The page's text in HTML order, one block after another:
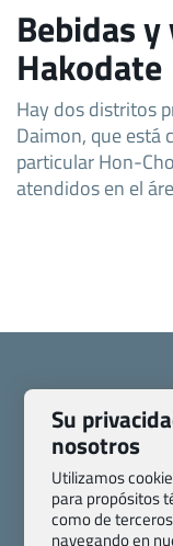
Bebidas
Hakodate
Hay dos distritos
Daimon, que está
particular Hon-
atendidos en el
Pasaporte,
Blog de
Preguntas
Su
nosotros
Utilizamos
para propósitos
como de
navegando en